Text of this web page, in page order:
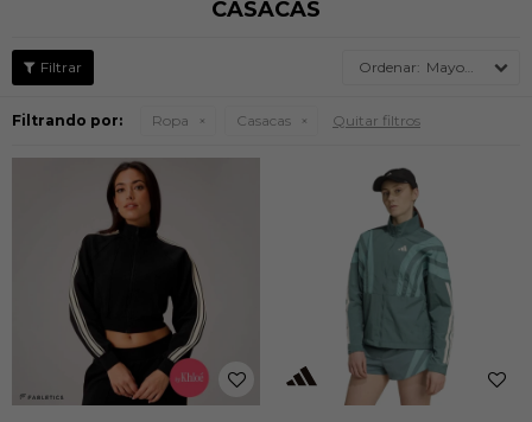
CASACAS
Mayor precio
Filtrando por: Ropa Casacas Quitar filtros